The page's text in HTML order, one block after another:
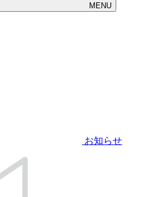
MENU
お知らせ